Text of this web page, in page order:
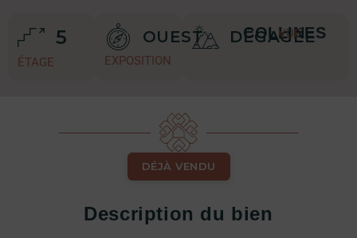
5
ÉTAGE
OUEST
EXPOSITION
DÉGAGÉE
COLLINES
VUE
DÉJÀ VENDU
Description du bien